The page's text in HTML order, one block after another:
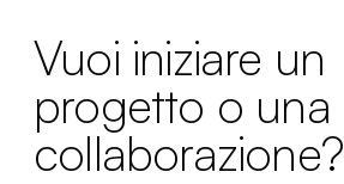
Vuoi iniziare un
progetto o una
collaborazione?